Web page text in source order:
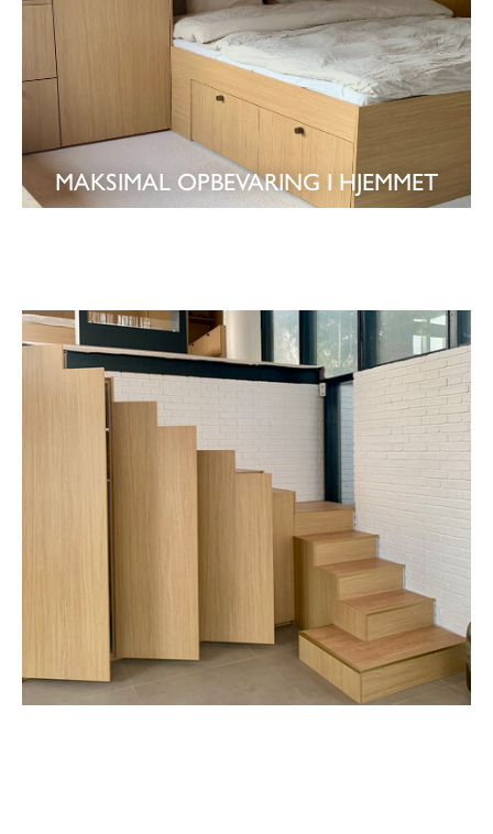
MAKSIMAL OPBEVARING I HJEMMET